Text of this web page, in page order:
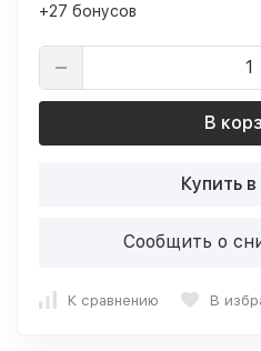
+27 бонусов
В
Купить в
Сообщить о
К сравнению В